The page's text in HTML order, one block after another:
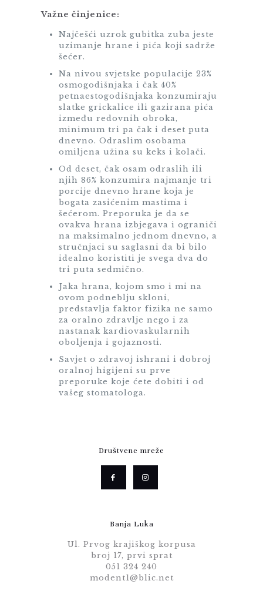
Važne činjenice:
Najčešći uzrok gubitka zuba jeste
uzimanje hrane i pića koji sadrže
šećer.
Na nivou svjetske populacije 23%
osmogodišnjaka i čak 40%
petnaestogodišnjaka konzumiraju
slatke grickalice ili gazirana pića
između redovnih obroka,
minimum tri pa čak i deset puta
dnevno. Odraslim osobama
omiljena užina su keks i kolači.
Od deset, čak osam odraslih ili
njih 86% konzumira najmanje tri
porcije dnevno hrane koja je
bogata zasićenim mastima i
šećerom. Preporuka je da se
ovakva hrana izbjegava i ograniči
na maksimalno jednom dnevno, a
stručnjaci su saglasni da bi bilo
idealno koristiti je svega dva do
tri puta sedmično.
Jaka hrana, kojom smo i mi na
ovom podneblju skloni,
predstavlja faktor fizika ne samo
za oralno zdravlje nego i za
nastanak kardiovaskularnih
oboljenja i gojaznosti.
Savjet o zdravoj ishrani i dobroj
oralnoj higijeni su prve
preporuke koje ćete dobiti i od
vašeg stomatologa.
Društvene mreže
Banja Luka
Ul. Prvog krajiškog korpusa
broj 17, prvi sprat
051 324 240
modent1@blic.net